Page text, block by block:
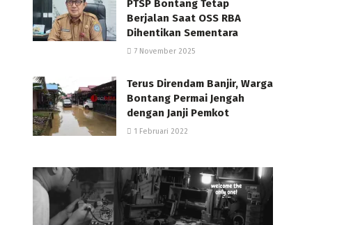
PTSP Bontang Tetap
Berjalan Saat OSS RBA
Dihentikan Sementara
7 November 2025
Terus Direndam Banjir, Warga
Bontang Permai Jengah
dengan Janji Pemkot
1 Februari 2022